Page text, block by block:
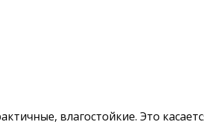
влагостойкие. Это